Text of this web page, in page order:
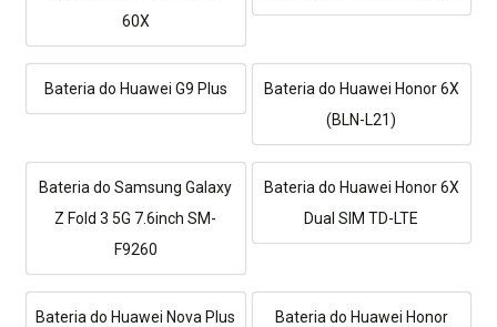
60X
Bateria do Huawei G9 Plus
Bateria do Huawei Honor 6X
(BLN-L21)
Bateria do Samsung Galaxy
Z Fold 3 5G 7.6inch SM-
F9260
Bateria do Huawei Honor 6X
Dual SIM TD-LTE
Bateria do Huawei Nova Plus
Bateria do Huawei Honor